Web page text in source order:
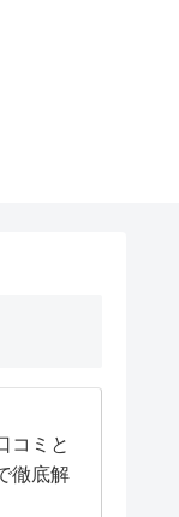
コミと
徹底解